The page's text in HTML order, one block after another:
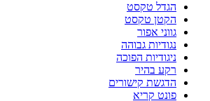
הגדל טקסט
הקטן טקסט
גווני אפור
נגודיות גבוהה
ניגודיות הפוכה
רקע בהיר
הדגשת קישורים
פונט קריא